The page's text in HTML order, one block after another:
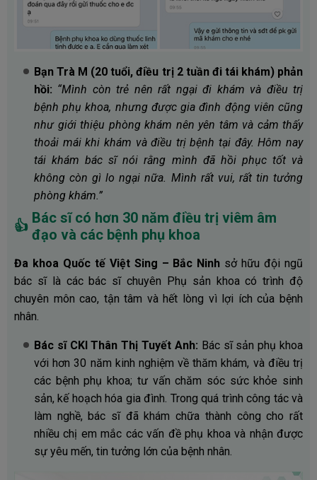
Bạn Trà M (20 tuổi, điều trị 2 tuần đi tái khám) phản
hồi: “Mình còn trẻ nên rất ngại đi khám và điều trị
bệnh phụ khoa, nhưng được gia đình động viên cũng
như giới thiệu phòng khám nên yên tâm và cảm thấy
thoải mái khi khám và điều trị bệnh tại đây. Hôm nay
tái khám bác sĩ nói rằng mình đã hồi phục tốt và
không còn gì lo ngại nữa. Mình rất vui, rất tin tưởng
phòng khám.”
👍 Bác sĩ có hơn 30 năm điều trị viêm âm
đạo và các bệnh phụ khoa
Đa khoa Quốc tế Việt Sing – Bắc Ninh sở hữu đội ngũ
bác sĩ là các bác sĩ chuyên Phụ sản khoa có trình độ
chuyên môn cao, tận tâm và hết lòng vì lợi ích của bệnh
nhân.
Bác sĩ CKI Thân Thị Tuyết Anh: Bác sĩ sản phụ khoa
với hơn 30 năm kinh nghiệm về thăm khám, và điều trị
các bệnh phụ khoa; tư vấn chăm sóc sức khỏe sinh
sản, kế hoạch hóa gia đình. Trong quá trình công tác và
làm nghề, bác sĩ đã khám chữa thành công cho rất
nhiều chị em mắc các vấn đề phụ khoa và nhận được
sự yêu mến, tin tưởng lớn của bệnh nhân.